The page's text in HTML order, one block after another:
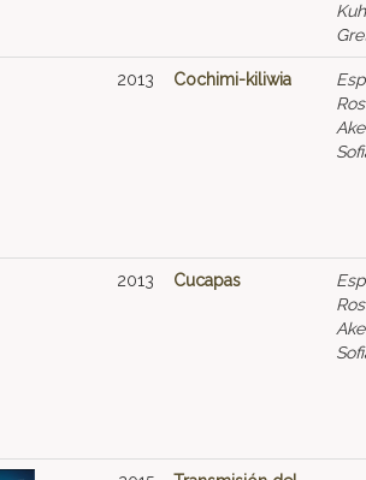
2013 Cochimi-kiliwia
2013 Cucapas